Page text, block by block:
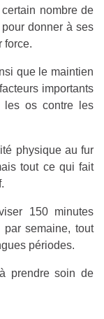
nombre de
pour donner à ses
force.
que le maintien
importants
les os contre les
physique au fur
tout ce qui fait
150 minutes
par semaine, tout
périodes.
prendre soin de